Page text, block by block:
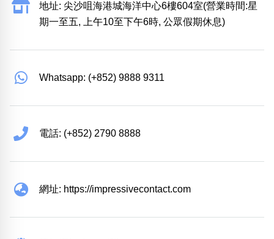
地址: 尖沙咀海港城海洋中心6樓604室(營業時間:星
期一至五, 上午10至下午6時, 公眾假期休息)
Whatsapp: (+852) 9888 9311
電話: (+852) 2790 8888
網址: https://impressivecontact.com